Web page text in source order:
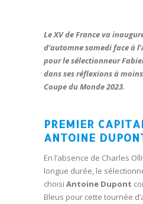
Le XV de France va
d’automne samedi face à
pour le sélectionneur
dans ses réflexions à
Coupe du Monde 2023.
PREMIER
ANTOINE
En l’absence de Charles
longue durée, le
choisi Antoine Dupont
Bleus pour cette tournée